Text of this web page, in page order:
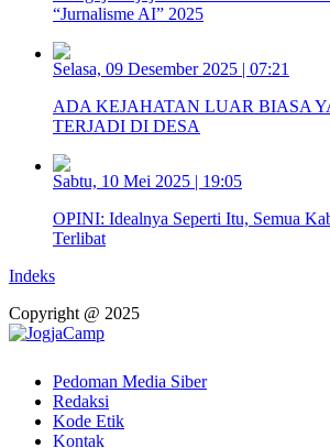
“Jurnalisme AI” 2025
Selasa, 09 Desember 2025 | 07:21
ADA KEJAHATAN LUAR BIASA
TERJADI DI DESA
Sabtu, 10 Mei 2025 | 19:05
OPINI: Idealnya Seperti Itu, Semua
Terlibat
Indeks
Copyright @ 2025
Pedoman Media Siber
Redaksi
Kode Etik
Kontak